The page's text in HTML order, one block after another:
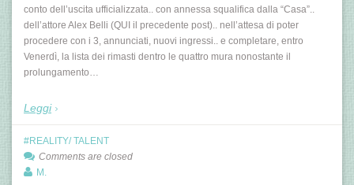
conto dell’uscita ufficializzata.. con annessa squalifica dalla “Casa”..
dell’attore Alex Belli (QUI il precedente post).. nell’attesa di poter
procedere con i 3, annunciati, nuovi ingressi.. e completare, entro
Venerdì, la lista dei rimasti dentro le quattro mura nonostante il
prolungamento…
Leggi
REALITY/ TALENT
Comments are closed
M.